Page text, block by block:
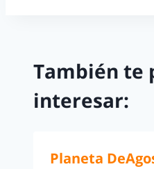
También te
interesar:
Planeta